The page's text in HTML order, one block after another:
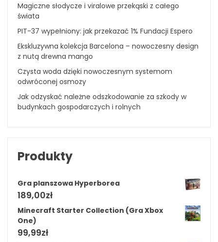
Magiczne słodycze i viralowe przekąski z całego
świata
PIT-37 wypełniony: jak przekazać 1% Fundacji Espero
Ekskluzywna kolekcja Barcelona – nowoczesny design
z nutą drewna mango
Czysta woda dzięki nowoczesnym systemom
odwróconej osmozy
Jak odzyskać należne odszkodowanie za szkody w
budynkach gospodarczych i rolnych
Produkty
Gra planszowa Hyperborea
189,00zł
Minecraft Starter Collection (Gra Xbox
One)
99,99zł